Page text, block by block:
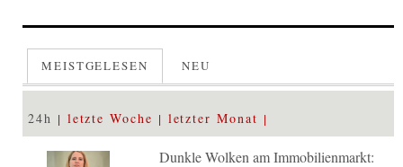
MEISTGELESEN NEU
24h letzte Woche letzter Monat
Dunkle Wolken am Immobilienmarkt: